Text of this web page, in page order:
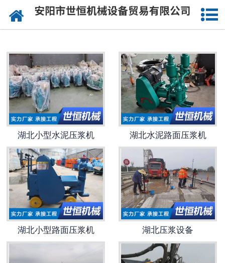
网站首页
湖北注浆工程施工
湖北道路压浆设备
湖北灌浆工程施工
湖北沥青注浆施工
湖北桥梁喷淋养生
湖北桥梁涨拉施工
湖北公路压浆施工
湖北钻孔机出租
湖北小型水泥压浆机 湖北水泥路面压浆机
湖北小型路面压浆机 湖北压浆设备